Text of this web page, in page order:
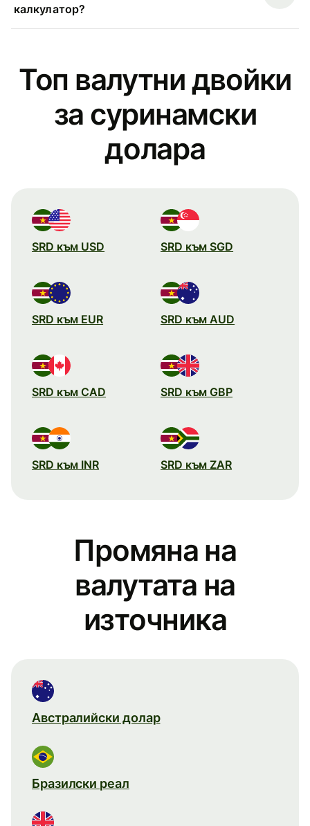
калкулатор?
Топ валутни двойки
за суринамски
долара
SRD към USD SRD към SGD
SRD към EUR SRD към AUD
SRD към CAD SRD към GBP
SRD към INR SRD към ZAR
Промяна на
валутата на
източника
Австралийски долар
Бразилски реал